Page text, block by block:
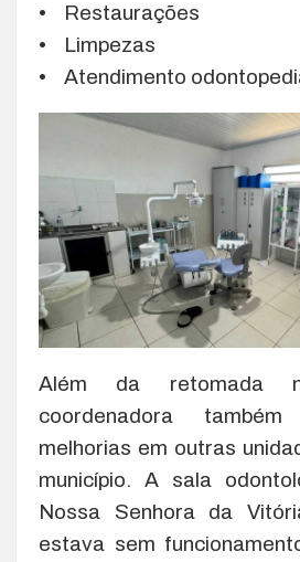
• Restaurações
• Limpezas
• Atendimento
Além da retomada
coordenadora
melhorias em outras
município. A sala
Nossa Senhora da
estava sem